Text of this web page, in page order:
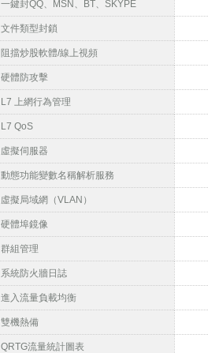
一鍵封QQ、MSN、BT、SKYPE
文件類型封鎖
阻擋炒股軟體/線上視頻
硬體防攻擊
L7 上網行為管理
L7 QoS
虛擬伺服器
動態功能變數名稱解析服務
虛擬局域網（VLAN）
硬體埠鏡像
群組管理
系統防火牆日誌
進入流量負載均衡
雙機熱備
QRTG流量統計圖表